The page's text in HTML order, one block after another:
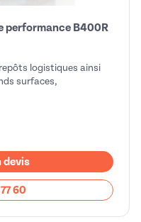
performance B400R
logistiques ainsi
surfaces,
devis
60